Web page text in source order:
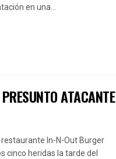
en una...
ATACANTE
In-N-Out Burger
cinco heridas la tarde del